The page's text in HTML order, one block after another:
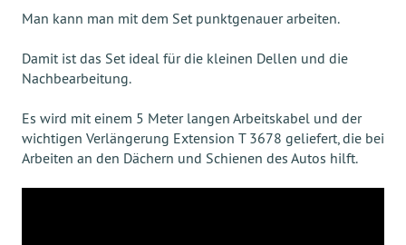
Man kann man mit dem Set punktgenauer arbeiten.
Damit ist das Set ideal für die kleinen Dellen und die
Nachbearbeitung.
Es wird mit einem 5 Meter langen Arbeitskabel und der
wichtigen Verlängerung Extension T 3678 geliefert, die bei
Arbeiten an den Dächern und Schienen des Autos hilft.